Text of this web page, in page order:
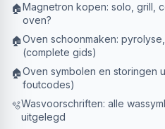
🏠Magnetron kopen: solo, grill,
oven?
🏠Oven schoonmaken:
(complete gids)
🏠Oven symbolen en storingen
foutcodes)
🫧Wasvoorschriften: alle
uitgelegd